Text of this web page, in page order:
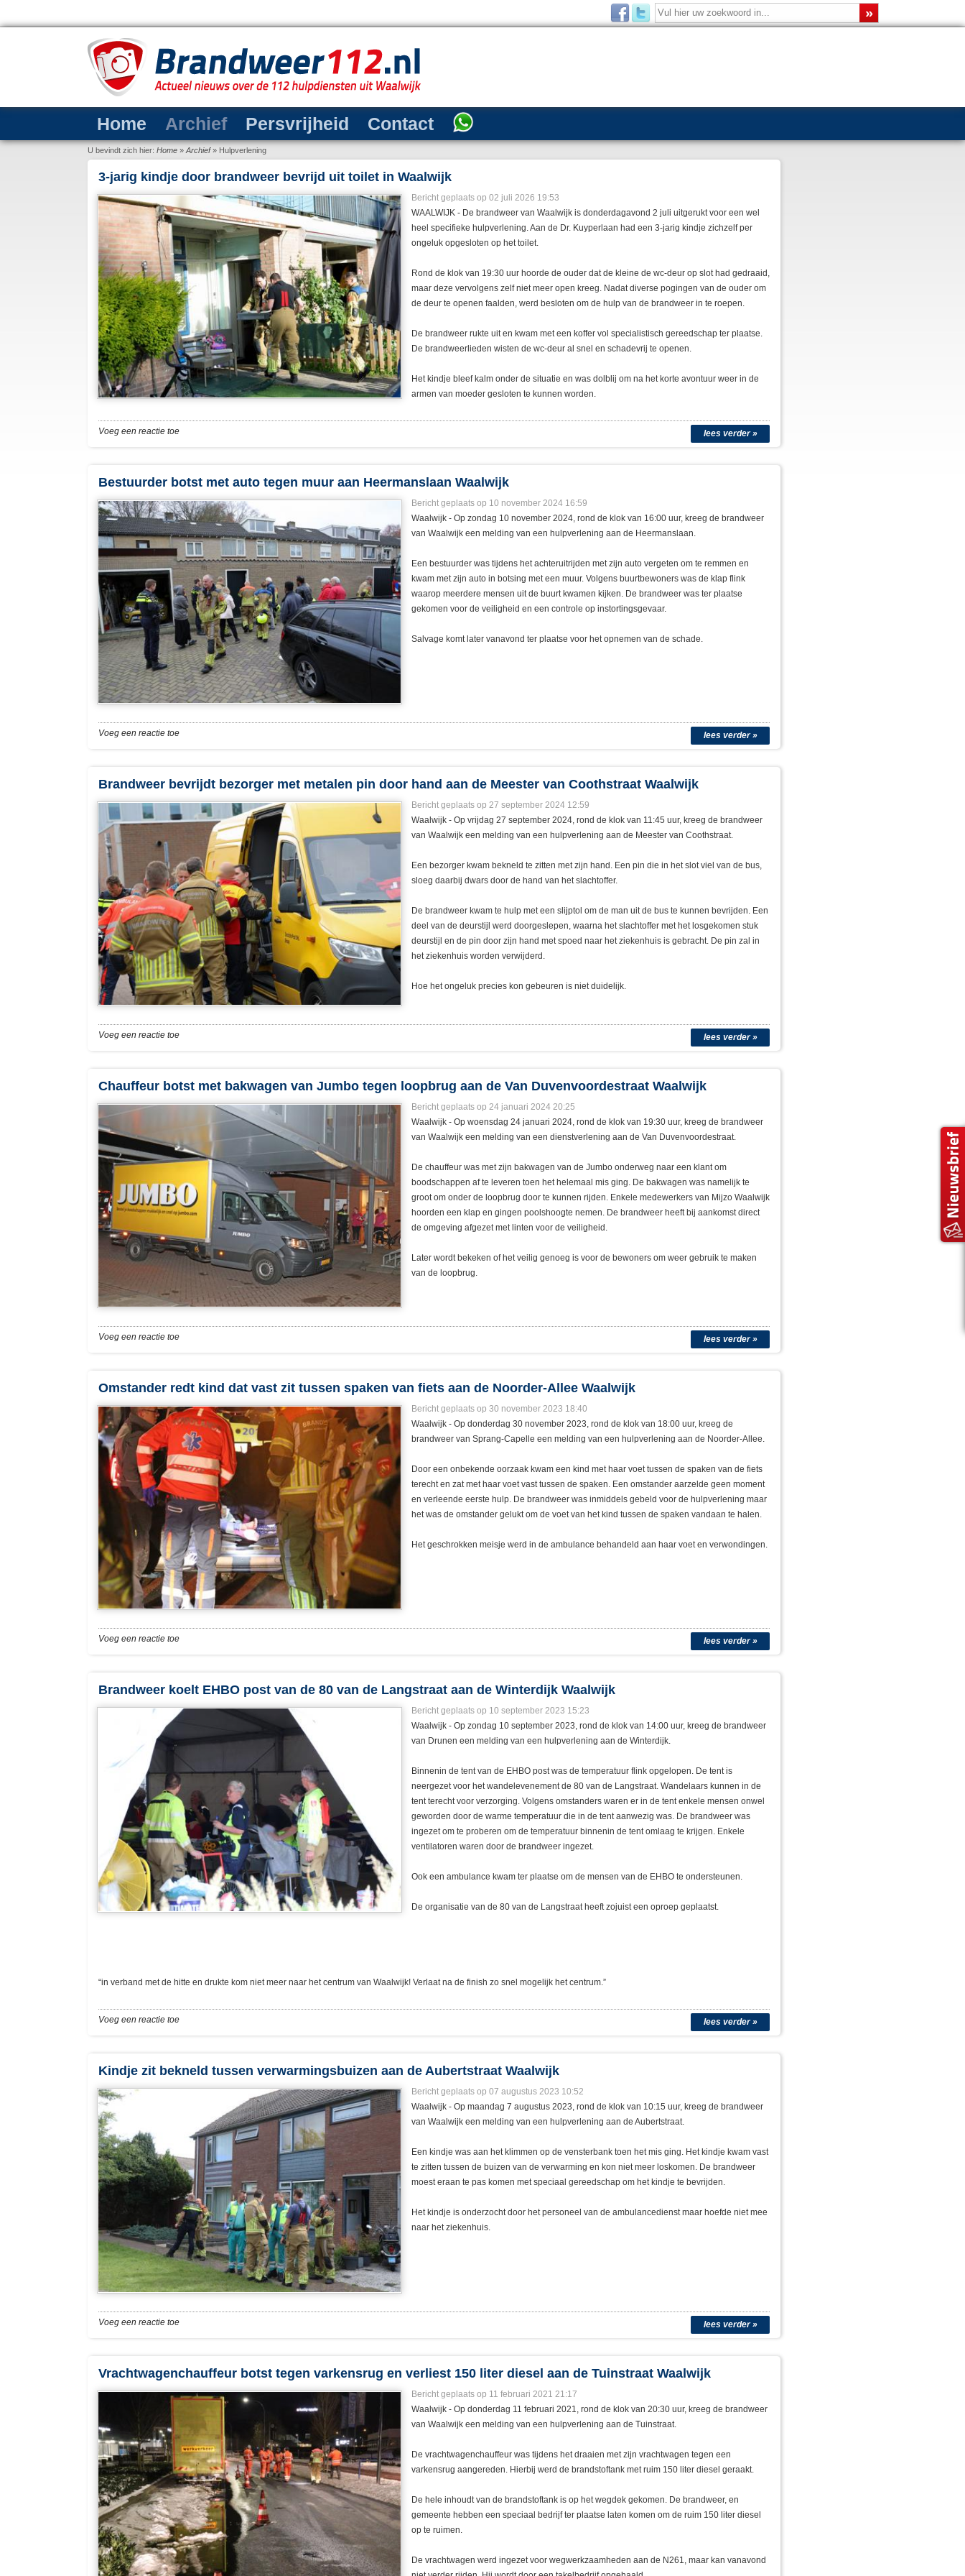
Home Archief Persvrijheid Contact
U bevindt zich hier: Home » Archief» Hulpverlening
3-jarig kindje door brandweer bevrijd uit toilet in Waalwijk
Bericht geplaats op 02 juli 2026 19:53
WAALWIJK - De brandweer van Waalwijk is donderdagavond 2 juli uitgerukt voor een wel
heel specifieke hulpverlening. Aan de Dr. Kuyperlaan had een 3-jarig kindje zichzelf per
ongeluk opgesloten op het toilet.
Rond de klok van 19:30 uur hoorde de ouder dat de kleine de wc-deur op slot had gedraaid,
maar deze vervolgens zelf niet meer open kreeg. Nadat diverse pogingen van de ouder om
de deur te openen faalden, werd besloten om de hulp van de brandweer in te roepen.
De brandweer rukte uit en kwam met een koffer vol specialistisch gereedschap ter plaatse.
De brandweerlieden wisten de wc-deur al snel en schadevrij te openen.
Het kindje bleef kalm onder de situatie en was dolblij om na het korte avontuur weer in de
armen van moeder gesloten te kunnen worden.
lees verder »
Voeg een reactie toe
Bestuurder botst met auto tegen muur aan Heermanslaan Waalwijk
Bericht geplaats op 10 november 2024 16:59
Waalwijk - Op zondag 10 november 2024, rond de klok van 16:00 uur, kreeg de brandweer
van Waalwijk een melding van een hulpverlening aan de Heermanslaan.
Een bestuurder was tijdens het achteruitrijden met zijn auto vergeten om te remmen en
kwam met zijn auto in botsing met een muur. Volgens buurtbewoners was de klap flink
waarop meerdere mensen uit de buurt kwamen kijken. De brandweer was ter plaatse
gekomen voor de veiligheid en een controle op instortingsgevaar.
Salvage komt later vanavond ter plaatse voor het opnemen van de schade.
lees verder »
Voeg een reactie toe
Brandweer bevrijdt bezorger met metalen pin door hand aan de Meester van Coothstraat Waalwijk
Bericht geplaats op 27 september 2024 12:59
Waalwijk - Op vrijdag 27 september 2024, rond de klok van 11:45 uur, kreeg de brandweer
van Waalwijk een melding van een hulpverlening aan de Meester van Coothstraat.
Een bezorger kwam bekneld te zitten met zijn hand. Een pin die in het slot viel van de bus,
sloeg daarbij dwars door de hand van het slachtoffer.
De brandweer kwam te hulp met een slijptol om de man uit de bus te kunnen bevrijden. Een
deel van de deurstijl werd doorgeslepen, waarna het slachtoffer met het losgekomen stuk
deurstijl en de pin door zijn hand met spoed naar het ziekenhuis is gebracht. De pin zal in
het ziekenhuis worden verwijderd.
Hoe het ongeluk precies kon gebeuren is niet duidelijk.
lees verder »
Voeg een reactie toe
Chauffeur botst met bakwagen van Jumbo tegen loopbrug aan de Van Duvenvoordestraat Waalwijk
Bericht geplaats op 24 januari 2024 20:25
Waalwijk - Op woensdag 24 januari 2024, rond de klok van 19:30 uur, kreeg de brandweer
van Waalwijk een melding van een dienstverlening aan de Van Duvenvoordestraat.
De chauffeur was met zijn bakwagen van de Jumbo onderweg naar een klant om
boodschappen af te leveren toen het helemaal mis ging. De bakwagen was namelijk te
groot om onder de loopbrug door te kunnen rijden. Enkele medewerkers van Mijzo Waalwijk
hoorden een klap en gingen poolshoogte nemen. De brandweer heeft bij aankomst direct
de omgeving afgezet met linten voor de veiligheid.
Later wordt bekeken of het veilig genoeg is voor de bewoners om weer gebruik te maken
van de loopbrug.
lees verder »
Voeg een reactie toe
Omstander redt kind dat vast zit tussen spaken van fiets aan de Noorder-Allee Waalwijk
Bericht geplaats op 30 november 2023 18:40
Waalwijk - Op donderdag 30 november 2023, rond de klok van 18:00 uur, kreeg de
brandweer van Sprang-Capelle een melding van een hulpverlening aan de Noorder-Allee.
Door een onbekende oorzaak kwam een kind met haar voet tussen de spaken van de fiets
terecht en zat met haar voet vast tussen de spaken. Een omstander aarzelde geen moment
en verleende eerste hulp. De brandweer was inmiddels gebeld voor de hulpverlening maar
het was de omstander gelukt om de voet van het kind tussen de spaken vandaan te halen.
Het geschrokken meisje werd in de ambulance behandeld aan haar voet en verwondingen.
lees verder »
Voeg een reactie toe
Brandweer koelt EHBO post van de 80 van de Langstraat aan de Winterdijk Waalwijk
Bericht geplaats op 10 september 2023 15:23
Waalwijk - Op zondag 10 september 2023, rond de klok van 14:00 uur, kreeg de brandweer
van Drunen een melding van een hulpverlening aan de Winterdijk.
Binnenin de tent van de EHBO post was de temperatuur flink opgelopen. De tent is
neergezet voor het wandelevenement de 80 van de Langstraat. Wandelaars kunnen in de
tent terecht voor verzorging. Volgens omstanders waren er in de tent enkele mensen onwel
geworden door de warme temperatuur die in de tent aanwezig was. De brandweer was
ingezet om te proberen om de temperatuur binnenin de tent omlaag te krijgen. Enkele
ventilatoren waren door de brandweer ingezet.
Ook een ambulance kwam ter plaatse om de mensen van de EHBO te ondersteunen.
De organisatie van de 80 van de Langstraat heeft zojuist een oproep geplaatst.
“in verband met de hitte en drukte kom niet meer naar het centrum van Waalwijk! Verlaat na de finish zo snel mogelijk het centrum.”
lees verder »
Voeg een reactie toe
Kindje zit bekneld tussen verwarmingsbuizen aan de Aubertstraat Waalwijk
Bericht geplaats op 07 augustus 2023 10:52
Waalwijk - Op maandag 7 augustus 2023, rond de klok van 10:15 uur, kreeg de brandweer
van Waalwijk een melding van een hulpverlening aan de Aubertstraat.
Een kindje was aan het klimmen op de vensterbank toen het mis ging. Het kindje kwam vast
te zitten tussen de buizen van de verwarming en kon niet meer loskomen. De brandweer
moest eraan te pas komen met speciaal gereedschap om het kindje te bevrijden.
Het kindje is onderzocht door het personeel van de ambulancedienst maar hoefde niet mee
naar het ziekenhuis.
lees verder »
Voeg een reactie toe
Vrachtwagenchauffeur botst tegen varkensrug en verliest 150 liter diesel aan de Tuinstraat Waalwijk
Bericht geplaats op 11 februari 2021 21:17
Waalwijk - Op donderdag 11 februari 2021, rond de klok van 20:30 uur, kreeg de brandweer
van Waalwijk een melding van een hulpverlening aan de Tuinstraat.
De vrachtwagenchauffeur was tijdens het draaien met zijn vrachtwagen tegen een
varkensrug aangereden. Hierbij werd de brandstoftank met ruim 150 liter diesel geraakt.
De hele inhoudt van de brandstoftank is op het wegdek gekomen. De brandweer, en
gemeente hebben een speciaal bedrijf ter plaatse laten komen om de ruim 150 liter diesel
op te ruimen.
De vrachtwagen werd ingezet voor wegwerkzaamheden aan de N261, maar kan vanavond